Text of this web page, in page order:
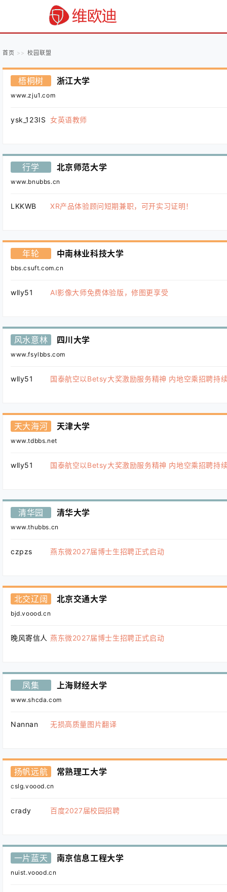
首页 校园联盟
梧桐树 浙江大学
www.zju1.com
ysk_123IS 女英语教师
行学 北京师范大学
www.bnubbs.cn
LKKWB XR产品体验顾问短期兼职，可开实习证明！
年轮 中南林业科技大学
bbs.csuft.com.cn
wlly51 AI影像大师免费体验版，修图更享受
风水意林 四川大学
www.fsylbbs.com
wlly51 国泰航空以Betsy大奖激励服务精神 内地空乘招聘持
天大海河 天津大学
www.tdbbs.net
wlly51 国泰航空以Betsy大奖激励服务精神 内地空乘招聘持
清华园 清华大学
www.thubbs.cn
czpzs 燕东微2027届博士生招聘正式启动
北交辽阔 北京交通大学
bjd.voood.cn
晚风寄信人 燕东微2027届博士生招聘正式启动
凤集 上海财经大学
www.shcda.com
Nannan 无损高质量图片翻译
扬帆远航 常熟理工大学
cslg.voood.cn
crady 百度2027届校园招聘
一片蓝天 南京信息工程大学
nuist.voood.cn